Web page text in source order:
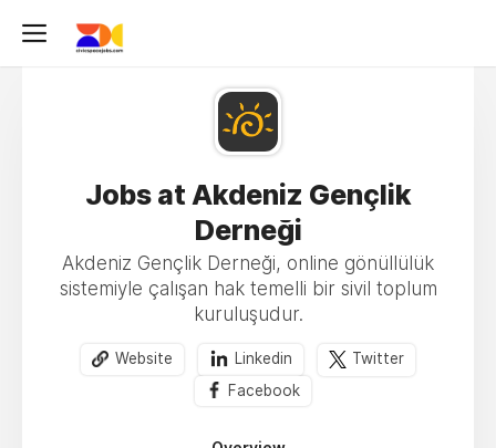
Jobs at Akdeniz Gençlik
Derneği
Akdeniz Gençlik Derneği, online gönüllülük
sistemiyle çalışan hak temelli bir sivil toplum
kuruluşudur.
Website Linkedin
Twitter
Facebook